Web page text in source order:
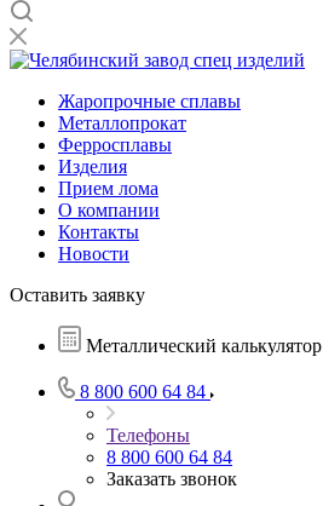
Жаропрочные сплавы
Металлопрокат
Ферросплавы
Изделия
Прием лома
О компании
Контакты
Новости
Оставить заявку
Металлический калькулятор
8 800 600 64 84
Телефоны
8 800 600 64 84
Заказать звонок